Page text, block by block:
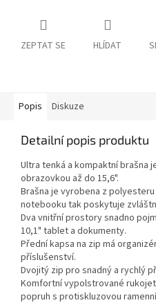
ZEPTAT SE HLÍDAT
Popis Diskuze
Detailní popis produktu
Ultra tenká a kompaktní brašna
obrazovkou až do 15,6".
Brašna je vyrobena z
notebooku tak poskytuje
Dva vnitřní prostory snadno
10,1" tablet a dokumenty.
Přední kapsa na zip má
příslušenství.
Dvojitý zip pro snadný a rychlý
Komfortní vypolstrované
popruh s protiskluzovou